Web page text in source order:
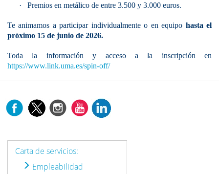
·
Premios en metálico de entre 3.500 y 3.000 euros.
Te animamos a participar individualmente o en equipo hasta el
próximo 15 de junio de 2026.
Toda la información y acceso a la inscripción en
https://www.link.uma.es/spin-off/
Carta de servicios:
Empleabilidad